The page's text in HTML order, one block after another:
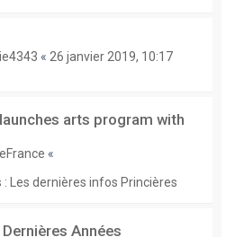
« 26 janvier 2019, 10:17
arts program with
«
Les dernières infos Princières
Années